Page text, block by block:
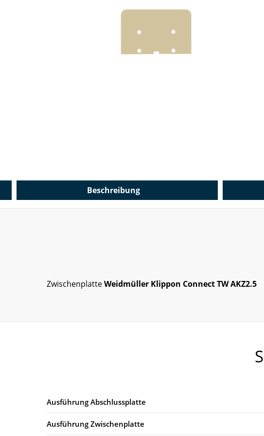
Beschreibung
ZwischenplatteWeidmüller Klippon Connect TW AKZ2.5
Ausführung Abschlussplatte
Ausführung Zwischenplatte